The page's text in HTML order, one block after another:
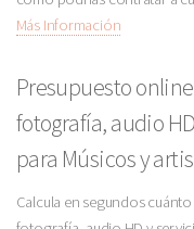
Más Información
Presupuesto
fotografía, audio
para Músicos y
Calcula en segundos